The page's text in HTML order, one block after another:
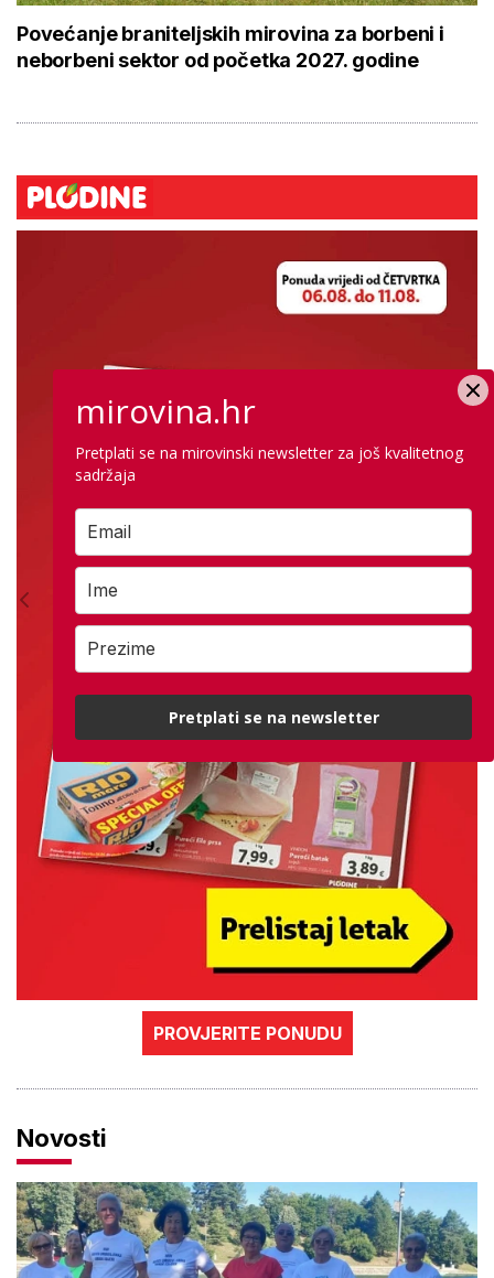
Povećanje braniteljskih mirovina za borbeni i
neborbeni sektor od početka 2027. godine
PROVJERITE PONUDU
Novosti
mirovina.hr
Pretplati se na mirovinski newsletter za još kvalitetnog
sadržaja
Pretplati se na newsletter